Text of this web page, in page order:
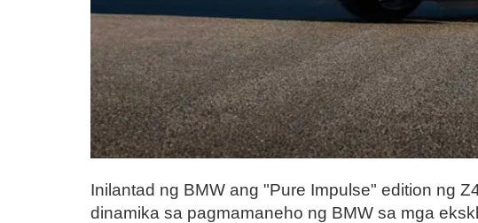
Inilantad ng BMW ang "Pure Impulse" edition ng
dinamika sa pagmamaneho ng BMW sa mga